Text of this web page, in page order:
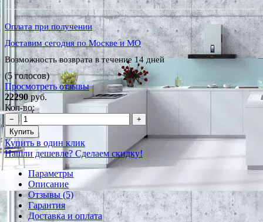
Оплата при получении
Доставим сегодня по Москве и МО
Возможность возврата в течение 14 дней
(5 голосов)
Просмотреть отзывы
22290 руб.
Кол-во:
−
+
Купить
Купить в один клик
Нашли дешевле? Сделаем скидку!
Параметры
Описание
Отзывы (5)
Гарантия
Доставка и оплата